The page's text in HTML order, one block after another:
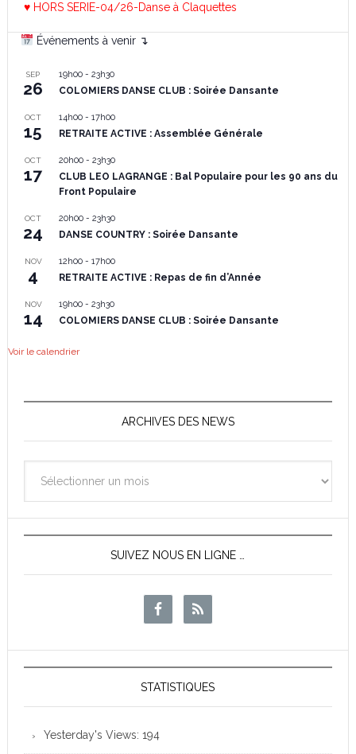
♥ HORS SERIE-04/26-Danse à Claquettes
Événements à venir ↴
SEP
26
19h00- 23h30
COLOMIERS DANSE CLUB : Soirée Dansante
OCT
15
14h00- 17h00
RETRAITE ACTIVE : Assemblée Générale
OCT
17
20h00- 23h30
CLUB LEO LAGRANGE : Bal Populaire pour les 90 ans du
Front Populaire
OCT
24
20h00- 23h30
DANSE COUNTRY : Soirée Dansante
NOV
4
12h00- 17h00
RETRAITE ACTIVE : Repas de fin d’Année
NOV
14
19h00- 23h30
COLOMIERS DANSE CLUB : Soirée Dansante
Voir le calendrier
ARCHIVES DES NEWS
des
News
SUIVEZ NOUS EN LIGNE …
STATISTIQUES
Yesterday's Views: 194